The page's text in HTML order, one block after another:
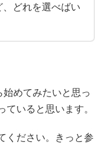
どれを選べばい
めてみたいと思っ
いると思います。
ください。きっと参